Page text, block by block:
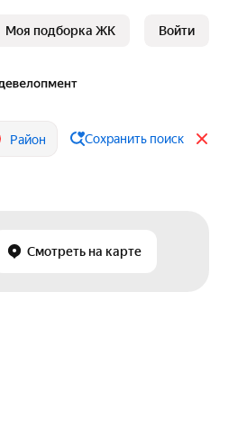
Моя подборка ЖК Войти
Район Сохранить поиск
Смотреть на карте